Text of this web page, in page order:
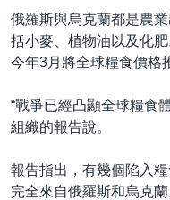
俄羅斯與烏克蘭都是農
括小麥、植物油以及化
今年3月將全球糧食價格
“戰爭已經凸顯全球糧食
組織的報告說。
報告指出，有幾個陷入
完全來自俄羅斯和烏克